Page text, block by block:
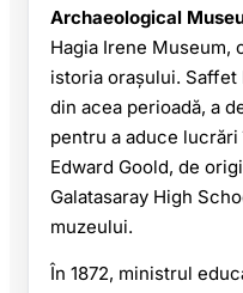
Archaeological
Hagia Irene Museum,
istoria orașului.
din acea perioadă, a
pentru a aduce
Edward Goold, de
Galatasaray High
muzeului.
În 1872, ministrul